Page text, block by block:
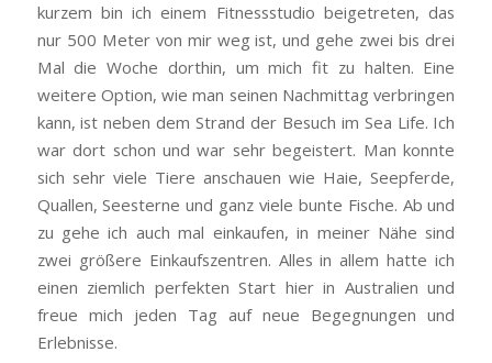
kurzem bin ich einem Fitnessstudio beigetreten, das
nur 500 Meter von mir weg ist, und gehe zwei bis drei
Mal die Woche dorthin, um mich fit zu halten. Eine
weitere Option, wie man seinen Nachmittag verbringen
kann, ist neben dem Strand der Besuch im Sea Life. Ich
war dort schon und war sehr begeistert. Man konnte
sich sehr viele Tiere anschauen wie Haie, Seepferde,
Quallen, Seesterne und ganz viele bunte Fische. Ab und
zu gehe ich auch mal einkaufen, in meiner Nähe sind
zwei größere Einkaufszentren. Alles in allem hatte ich
einen ziemlich perfekten Start hier in Australien und
freue mich jeden Tag auf neue Begegnungen und
Erlebnisse.